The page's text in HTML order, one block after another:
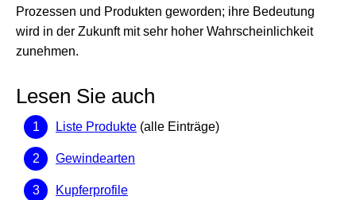
Prozessen und Produkten geworden; ihre Bedeutung
wird in der Zukunft mit sehr hoher Wahrscheinlichkeit
zunehmen.
Lesen Sie auch
Liste Produkte (alle Einträge)
Gewindearten
Kupferprofile